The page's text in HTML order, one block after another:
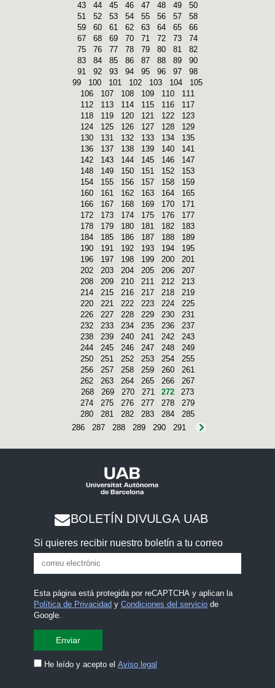
43
44 45 46 47 48 49
50
51
52 53 54 55 56 57
58
59
60 61 62 63 64 65
66
67
68 69 70 71 72 73
74
75
76 77 78 79 80 81
82
83
84 85 86 87 88 89
90
91
92 93 94 95 96 97
98
99
100 101 102 103 104
105
106
107 108 109 110
111
112
113 114 115 116
117
118
119 120 121 122
123
124
125 126 127 128
129
130
131 132 133 134
135
136
137 138 139 140
141
142
143 144 145 146
147
148
149 150 151 152
153
154
155 156 157 158
159
160
161 162 163 164
165
166
167 168 169 170
171
172
173 174 175 176
177
178
179 180 181 182
183
184
185 186 187 188
189
190
191 192 193 194
195
196
197 198 199 200
201
202
203 204 205 206
207
208
209 210 211 212
213
214
215 216 217 218
219
220
221 222 223 224
225
226
227 228 229 230
231
232
233 234 235 236
237
238
239 240 241 242
243
244
245 246 247 248
249
250
251 252 253 254
255
256
257 258 259 260
261
262
263 264 265 266
267
268
269 270 271 272
273
274
275 276 277 278
279
280
281 282 283 284
285
286
287 288 289 290 291
BOLETÍN DIVULGA UAB
Si quieres recibir nuestro boletín a tu correo
Esta página está protegida por reCAPTCHA y aplican la
Política de Privacidady Condiciones del serviciode
Google.
He leído y acepto el Aviso legal